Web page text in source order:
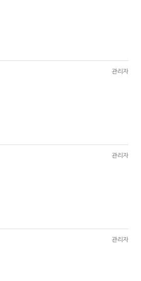
관리자
관리자
관리자